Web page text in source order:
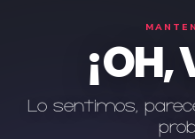
Lo sentimos,